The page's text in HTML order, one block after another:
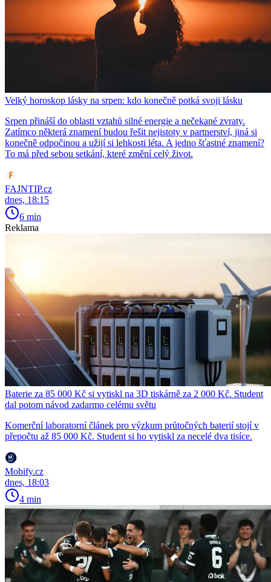
Velký horoskop lásky na srpen: kdo konečně potká svoji lásku
Srpen přináší do oblasti vztahů silné energie a nečekané zvraty.
Zatímco některá znamení budou řešit nejistoty v partnerství, jiná si
konečně odpočinou a užijí si lehkosti léta. A jedno šťastné znamení?
To má před sebou setkání, které změní celý život.
FAJNTIP.cz
dnes, 18:15
6 min
Reklama
Baterie za 85 000 Kč si vytiskl na 3D tiskárně za 2 000 Kč. Student
dal potom návod zadarmo celému světu
Komerční laboratorní článek pro výzkum průtočných baterií stojí v
přepočtu až 85 000 Kč. Student si ho vytiskl za necelé dva tisíce.
Mobify.cz
dnes, 18:03
4 min